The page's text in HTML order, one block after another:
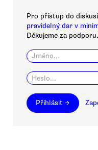
Pro přístup do
pravidelný dar v
Děkujeme za podporu.
Přihlásit →